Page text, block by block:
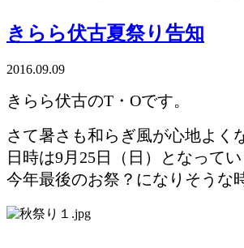
きらら伏古夏祭り告知
2016.09.09
きらら伏古のT・Oです。
さて暑さも和らぎ風が心地よく
日時は9月25日（日）となって
今年最後のお祭？になりそうな